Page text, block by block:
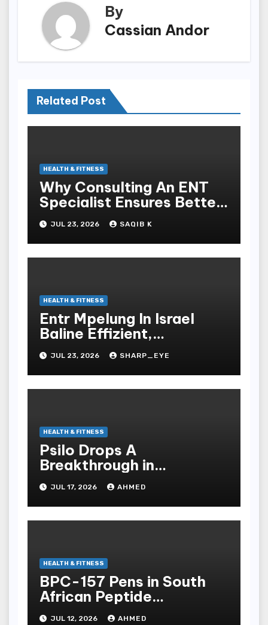
By
Cassian Andor
Related Post
HEALTH & FITNESS
Why Consulting An ENT
Specialist Ensures Better
Health
JUL 23, 2026 SAQIB K
HEALTH & FITNESS
Entr Mpelung In Israel
Baline Effizient,
Professionell Und
Stressfrei
JUL 23, 2026 SHARP_EYE
HEALTH & FITNESS
Psilo Drops A
Breakthrough in
Psychedelic Therapeutics
JUL 17, 2026 AHMED
HEALTH & FITNESS
BPC-157 Pens in South
African Peptide
Landscape
JUL 12, 2026 AHMED